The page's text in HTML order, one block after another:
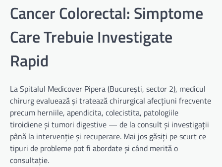
Cancer Colorectal: Simptome
Care Trebuie Investigate
Rapid
La Spitalul Medicover Pipera (București, sector 2), medicul
chirurg evaluează și tratează chirurgical afecțiuni frecvente
precum herniile, apendicita, colecistita, patologiile
tiroidiene și tumori digestive — de la consult și investigații
până la intervenție și recuperare. Mai jos găsiți pe scurt ce
tipuri de probleme pot fi abordate și când merită o
consultație.